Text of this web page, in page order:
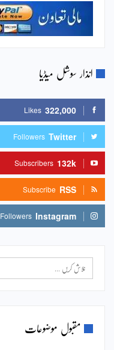
انذار سوشل میڈیا
322,000
Likes
Twitter
Followers
132k
Subscribers
RSS
Subscribe
Instagram
Followers
مقبول موضوعات